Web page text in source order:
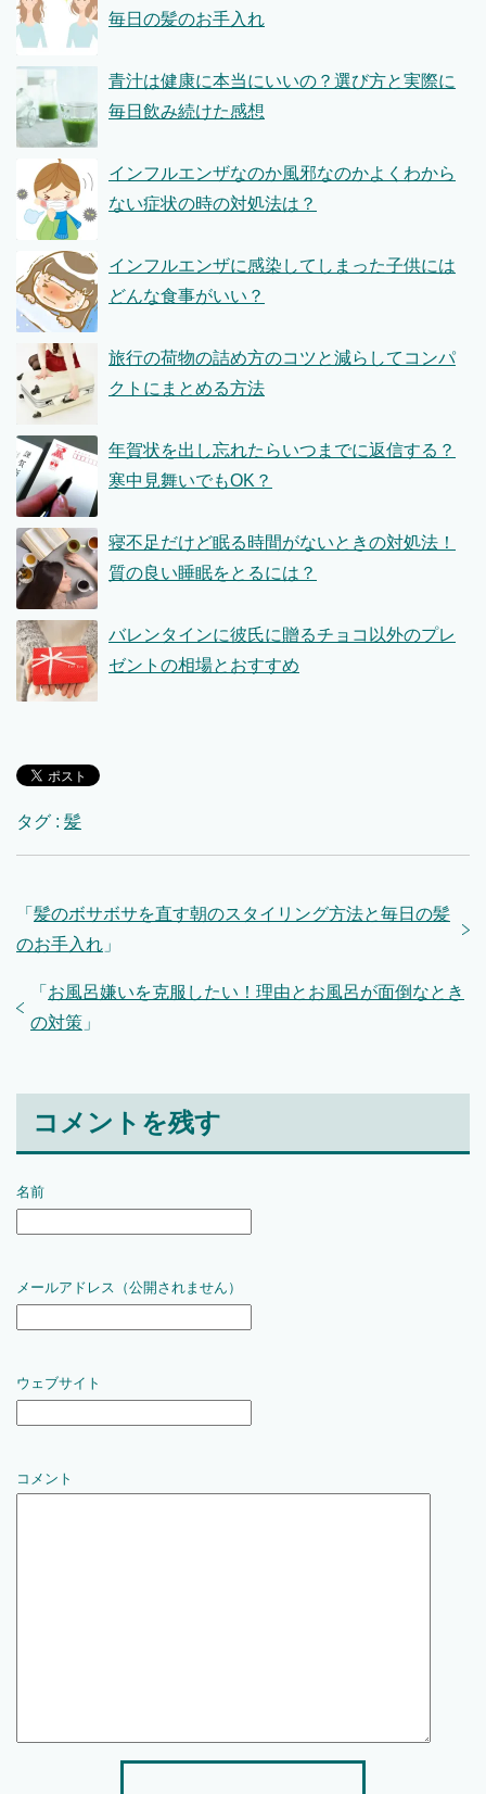
毎日の髪のお手入れ
青汁は健康に本当にいいの？選び方と実際に
毎日飲み続けた感想
インフルエンザなのか風邪なのかよくわから
ない症状の時の対処法は？
インフルエンザに感染してしまった子供には
どんな食事がいい？
旅行の荷物の詰め方のコツと減らしてコンパ
クトにまとめる方法
年賀状を出し忘れたらいつまでに返信する？
寒中見舞いでもOK？
寝不足だけど眠る時間がないときの対処法！
質の良い睡眠をとるには？
バレンタインに彼氏に贈るチョコ以外のプレ
ゼントの相場とおすすめ
タグ : 髪
「 髪のボサボサを直す朝のスタイリング方法と毎日の髪
のお手入れ 」
「 お風呂嫌いを克服したい！理由とお風呂が面倒なとき
の対策 」
コメントを残す
名前
メールアドレス（公開されません）
ウェブサイト
コメント